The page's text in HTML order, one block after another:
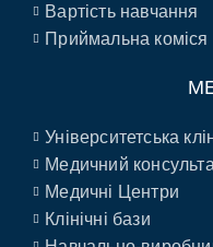
Вартість навчання
Приймальна коміся
Університетська
Медичний
Медичні Центри
Клінічні бази